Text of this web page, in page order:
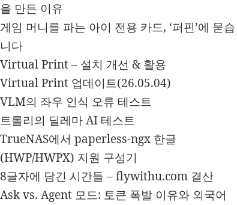
을 만든 이유
게임 머니를 파는 아이 전용 카드, ‘퍼핀’에 묻습
니다
Virtual Print – 설치 개선 & 활용
Virtual Print 업데이트(26.05.04)
VLM의 좌우 인식 오류 테스트
트롤리의 딜레마 AI 테스트
TrueNAS에서 paperless-ngx 한글
(HWP/HWPX) 지원 구성기
8글자에 담긴 시간들 – flywithu.com 결산
Ask vs. Agent 모드: 토큰 폭발 이유와 외국어